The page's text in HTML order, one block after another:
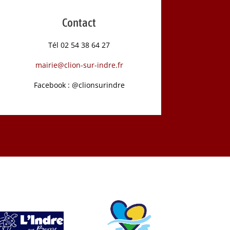
Contact
Tél 02 54 38 64 27
mairie@clion-sur-indre.fr
Facebook : @clionsurindre